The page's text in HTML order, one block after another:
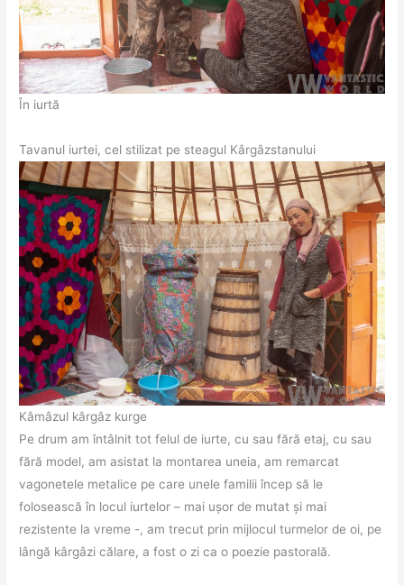
În iurtă
Tavanul iurtei, cel stilizat pe steagul Kârgâzstanului
Kâmâzul kârgâz kurge
Pe drum am întâlnit tot felul de iurte, cu sau fără etaj, cu sau
fără model, am asistat la montarea uneia, am remarcat
vagonetele metalice pe care unele familii încep să le
folosească în locul iurtelor – mai ușor de mutat și mai
rezistente la vreme -, am trecut prin mijlocul turmelor de oi, pe
lângă kârgâzi călare, a fost o zi ca o poezie pastorală.